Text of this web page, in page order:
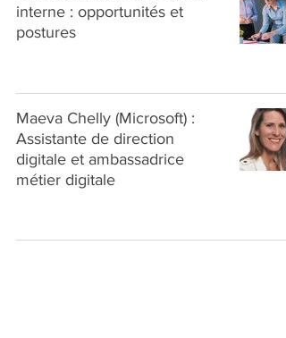
interne : opportunités et
postures
Maeva Chelly (Microsoft) :
Assistante de direction
digitale et ambassadrice
métier digitale